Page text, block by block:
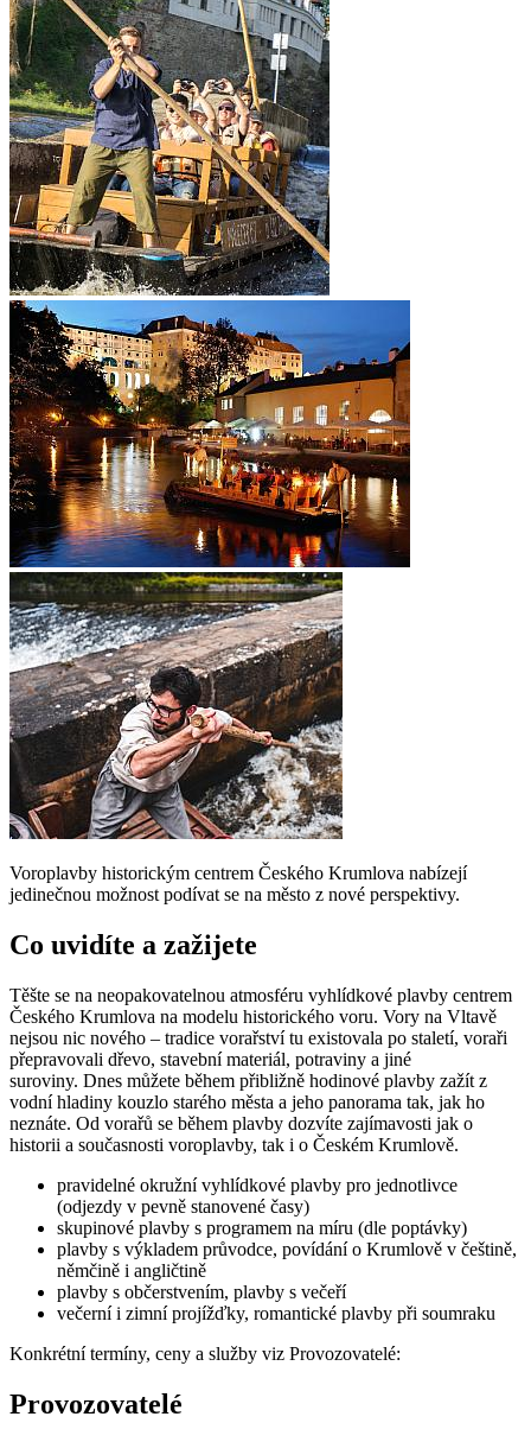
Voroplavby historickým centrem Českého Krumlova nabízejí
jedinečnou možnost podívat se na město z nové perspektivy.
Co uvidíte a zažijete
Těšte se na neopakovatelnou atmosféru vyhlídkové plavby centrem
Českého Krumlova na modelu historického voru. Vory na Vltavě
nejsou nic nového – tradice vorařství tu existovala po staletí, voraři
přepravovali dřevo, stavební materiál, potraviny a jiné
suroviny. Dnes můžete během přibližně hodinové plavby zažít z
vodní hladiny kouzlo starého města a jeho panorama tak, jak ho
neznáte. Od vorařů se během plavby dozvíte zajímavosti jak o
historii a současnosti voroplavby, tak i o Českém Krumlově.
pravidelné okružní vyhlídkové plavby pro jednotlivce
(odjezdy v pevně stanovené časy)
skupinové plavby s programem na míru (dle poptávky)
plavby s výkladem průvodce, povídání o Krumlově v češtině,
němčině i angličtině
plavby s občerstvením, plavby s večeří
večerní i zimní projížďky, romantické plavby při soumraku
Konkrétní termíny, ceny a služby viz Provozovatelé:
Provozovatelé